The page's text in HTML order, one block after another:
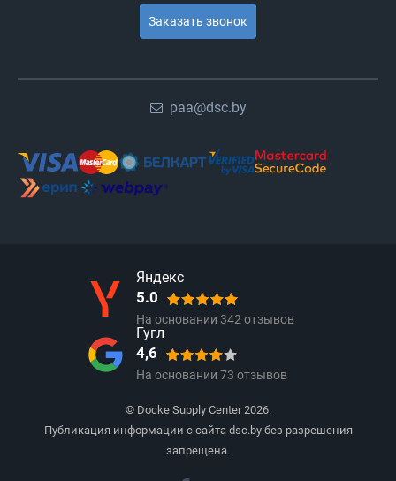
Заказать звонок
paa@dsc.by
Яндекс
5.0
На основании 342отзывов
Гугл
4,6
На основании 73 отзывов
© Docke Supply Center 2026.
Публикация информации с сайта dsc.by без разрешения
запрещена.